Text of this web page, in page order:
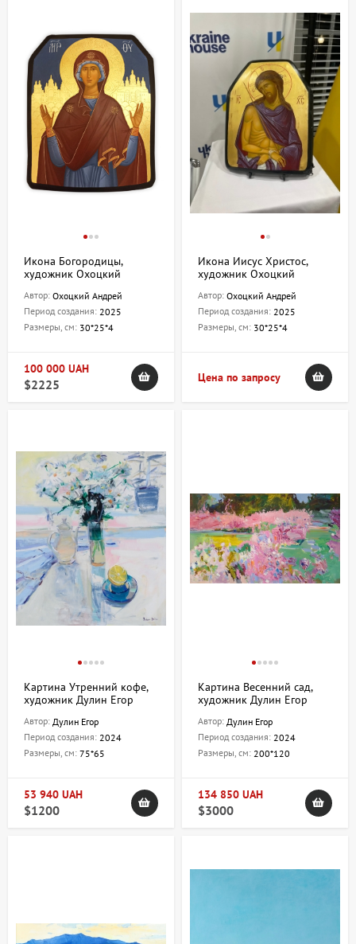
Икона Богородицы,
художник Охоцкий
Автор: Охоцкий Андрей
Период создания: 2025
Размеры, см: 30*25*4
100 000 UAH
$2225
Икона Иисус Христос,
художник Охоцкий
Автор: Охоцкий Андрей
Период создания: 2025
Размеры, см: 30*25*4
Цена по запросу
Картина Утренний кофе,
художник Дулин Егор
Автор: Дулин Егор
Период создания: 2024
Размеры, см: 75*65
53 940 UAH
$1200
Картина Весенний сад,
художник Дулин Егор
Автор: Дулин Егор
Период создания: 2024
Размеры, см: 200*120
134 850 UAH
$3000